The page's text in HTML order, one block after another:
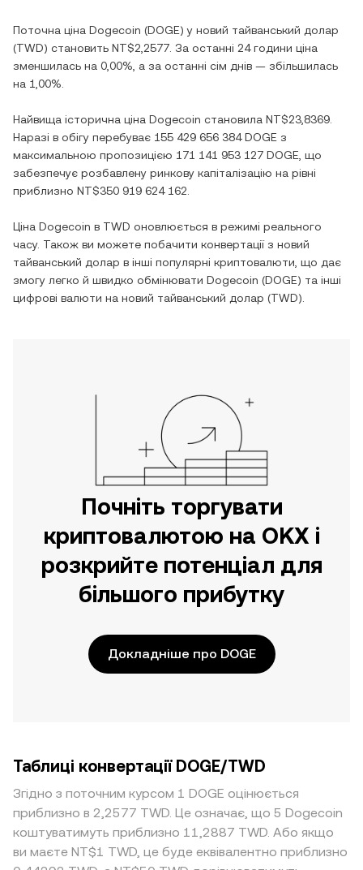
Поточна ціна Dogecoin (DOGE) у новий тайванський долар
(TWD) становить NT$2,2577 . За останні 24 години ціна
зменшилась на 0,00% , а за останні сім днів — збільшилась
на 1,00%
Найвища історична ціна Dogecoin становила NT$23,8369
Наразі в обігу перебуває 155 429 656 384 DOGE з
максимальною пропозицією 171 141 953 127 DOGE , що
забезпечує розбавлену ринкову капіталізацію на рівні
приблизно NT$350 919 624 162
Ціна Dogecoin в TWD оновлюється в режимі реального
часу. Також ви можете побачити конвертації з новий
тайванський долар в інші популярні криптовалюти, що дає
змогу легко й швидко обмінювати Dogecoin (DOGE) та інші
цифрові валюти на новий тайванський долар (TWD).
Почніть торгувати
криптовалютою на OKX і
розкрийте потенціал для
більшого прибутку
Докладніше про DOGE
Таблиці конвертації DOGE/TWD
Згідно з поточним курсом 1 DOGE оцінюється
приблизно в 2,2577 TWD. Це означає, що 5 Dogecoin
коштуватимуть приблизно 11,2887 TWD. Або якщо
ви маєте NT$1 TWD, це буде еквівалентно приблизно